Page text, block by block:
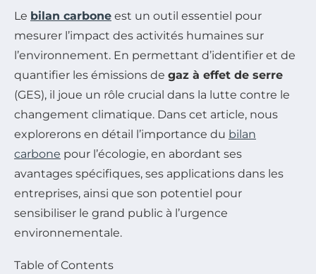
Le bilan carbone est un outil essentiel pour
mesurer l’impact des activités humaines sur
l’environnement. En permettant d’identifier et de
quantifier les émissions de gaz à effet de serre
(GES), il joue un rôle crucial dans la lutte contre le
changement climatique. Dans cet article, nous
explorerons en détail l’importance du bilan
carbone pour l’écologie, en abordant ses
avantages spécifiques, ses applications dans les
entreprises, ainsi que son potentiel pour
sensibiliser le grand public à l’urgence
environnementale.
Table of Contents